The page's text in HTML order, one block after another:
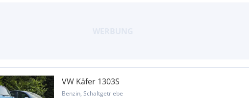
VW Käfer 1303S
Benzin, Schaltgetriebe